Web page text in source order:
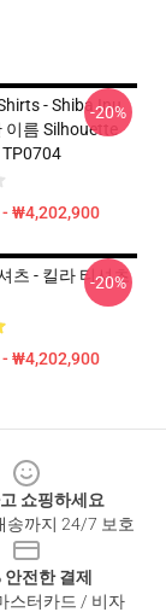
- Shiba Inu
름 Silhouette
₩4,202,900
-20%
츠 - 킬라 티셔츠
₩4,202,900
-20%
쇼핑하세요
송까지 24/7 보호
안전한 결제
스터카드 / 비자